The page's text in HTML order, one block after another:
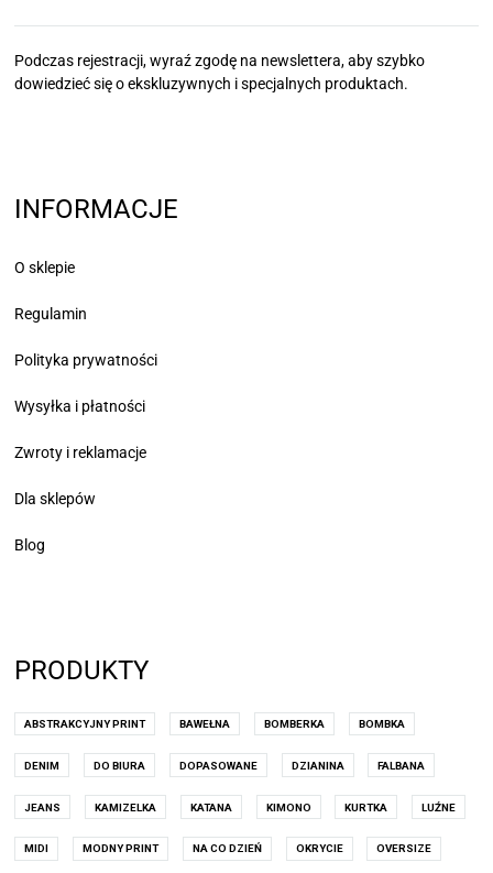
Podczas rejestracji, wyraź zgodę na newslettera, aby szybko
dowiedzieć sięo ekskluzywnych i specjalnych produktach.
INFORMACJE
O sklepie
Regulamin
Polityka prywatności
Wysyłka i płatności
Zwroty i reklamacje
Dla sklepów
Blog
PRODUKTY
ABSTRAKCYJNY PRINT BAWEŁNA BOMBERKA BOMBKA
DENIM DO BIURA DOPASOWANE DZIANINA FALBANA
JEANS KAMIZELKA KATANA KIMONO KURTKA LUŹNE
MIDI MODNY PRINT NA CO DZIEŃ OKRYCIE OVERSIZE